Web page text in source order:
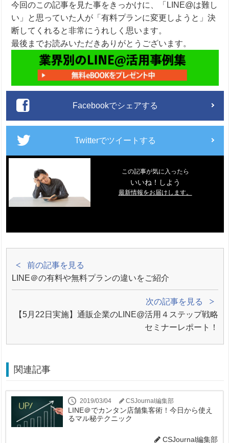
今回のこの記事を見た事をきっかけに、「LINE@は難し
い」と思っていた人が「有料プランに変更しようと」決
断してくれると非常にうれしく思います。
最後までお読みいただきありがとうございます。
Facebookでシェアする
Twitterでツイートする
この記事が気に入ったら
いいね！しよう
最新情報をお届けします。
前の記事を見る
LINE＠の有料や無料プランの違いをご紹介
次の記事を見る
【5月22日実施】通販企業のLINE@活用４ステップ戦略
セミナーレポート！
関連記事
2019/03/04 CSJournal編集部
LINE＠でカンタン店舗集客術！今日から使え
るマル秘テクニック
CSJournal編集部